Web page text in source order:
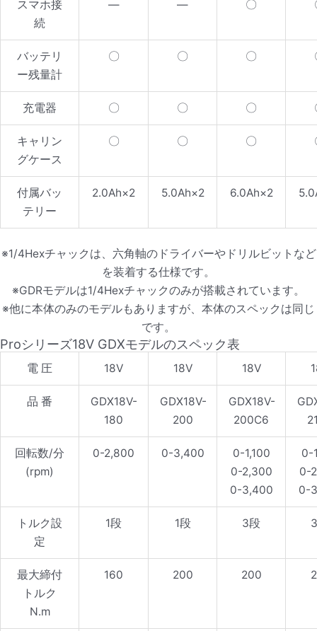
スマホ接
続
— — 〇
バッテリ
ー残量計
〇 〇 〇
充電器 〇 〇 〇
キャリン
グケース
〇 〇 〇
付属バッ
テリー
2.0Ah×2 5.0Ah×2 6.0Ah×2
※1/4Hexチャックは、六角軸のドライバーやドリルビットなど
を装着する仕様です。
※GDRモデルは1/4Hexチャックのみが搭載されています。
※他に本体のみのモデルもありますが、本体のスペックは同じ
です。
Proシリーズ18V GDXモデルのスペック表
電 圧 18V 18V 18V
品 番
GDX18V-
180
GDX18V-
200
GDX18V-
200C6
回転数/分
(rpm)
0-2,800 0-3,400
0-1,100
0-2,300
0-3,400
0-
0-
0-
トルク設
定
1段 1段 3段
最大締付
トルク
N.m
160 200 200